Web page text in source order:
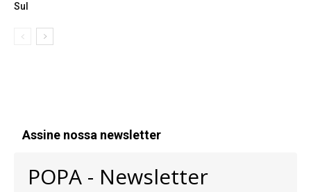
Sul
Assine nossa newsletter
POPA - Newsletter